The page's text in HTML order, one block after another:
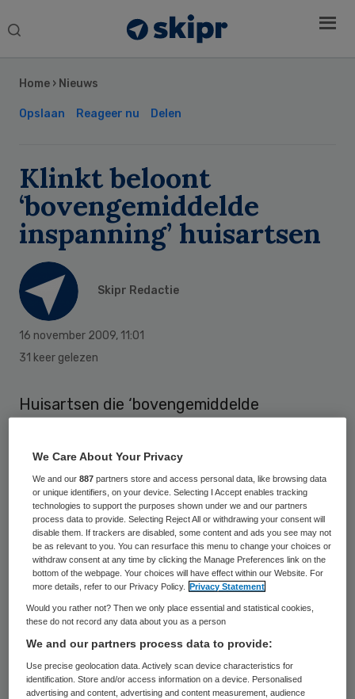
Search
Home › Nieuws
Opslaan Reageer nu Delen
Klinkt beloont
‘bovengemiddelde
inspanning’ huisartsen
Skipr Redactie
16 november 2009, 11:01
31 keer gelezen
Huisartsen die ‘bovengemiddelde
extra beloond. Dat heeft minister Klink
donderdag op het congres ‘Eén Zorg
ontketend’ in Den Haag gezegd.
Verbeteren zorg
Klink benadrukte op hetcongreshet belang
van een krachtige, patiëntgerichte
eerstelijnszorg: “Een betere samenwerking
tussen verschillende zorgverleners, zoals
huisartsen, apothekers, specialisten,
Sidebar
We Care About Your Privacy
We and our887 partners store and access personal data, like browsing data
or unique identifiers, on your device. Selecting I Accept enables tracking
technologies to support the purposes shown under we and our partners
process data to provide. Selecting Reject All or withdrawing your consent will
disable them. If trackers are disabled, some content and ads you see may not
be as relevant to you. You can resurface this menu to change your choices or
withdraw consent at any time by clicking the Manage Preferences link on the
bottom of the webpage. Your choices will have effect within our Website. For
more details, refer to our Privacy Policy.
Privacy Statement
Would you rather not? Then we only place essential and statistical cookies,
these do not record any data about you as a person
We and our partners process data to provide:
Use precise geolocation data. Actively scan device characteristics for
identification. Store and/or access information on a device. Personalised
advertising and content, advertising and content measurement, audience